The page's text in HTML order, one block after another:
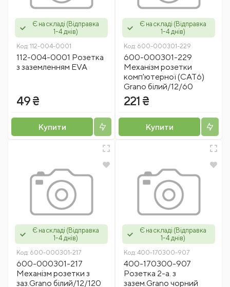
Є на складі (Відправка
1-4 днів)
Код: 112-004-0001
112-004-0001 Розетка
з заземленням EVA
49 ₴
Купити
Є на складі (Відправка
1-4 днів)
Код: 600-000301-229
600-000301-229
Механізм розетки
комп'ютерної (CAT6)
Grano білий/12/60
221 ₴
Купити
Є на складі (Відправка
1-4 днів)
Код: 600-000301-217
600-000301-217
Механізм розетки з
заз.Grano білий/12/120
Є на складі (Відправка
1-4 днів)
Код: 400-170300-907
400-170300-907
Розетка 2-а. з
зазем.Grano чорний